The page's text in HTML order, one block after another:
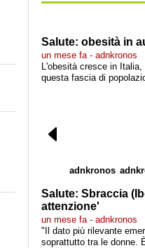
Salute: obesità in
un mese fa - adnkronos
L'obesità cresce in
questa fascia di
adnkronos
Salute: Sbraccia
attenzione'
un mese fa - adnkronos
"Il dato più rilevante
soprattutto tra le donne.